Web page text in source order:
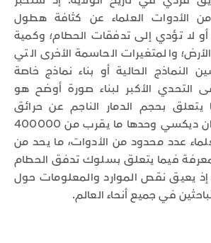
الأدوات العلماء عن كثافة هطول
أو لا تؤدي إلى تدفقات الحطام؛ وكمية
والمتغيرات الحاسمة الأخرى التي
الحالية أو بناء نماذج خاصة
التحدي الأكبر لبناء صورة أوضح هو
يتعلق بحجم الدمار الناجم عن حرائق
الغابات. أحرقت نيران ديكسي وحدها ما يقرب من 400000
عدد محدود من الأدوات، ما يحد من
فيما يتعلق بسلوك تدفق الحطام
يعيق نقص الموارد والمعلومات حول
في جميع أنحاء العالم.